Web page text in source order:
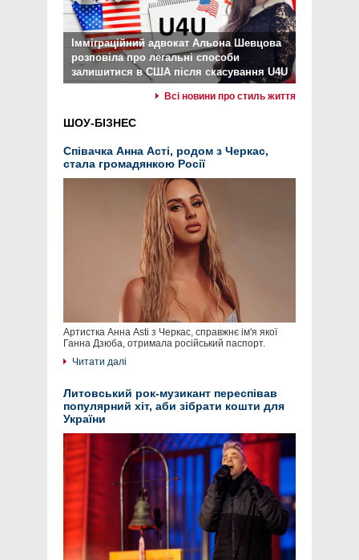
Імміграційний адвокат Альона Шевцова
розповіла про легальні способи
залишитися в США після скасування U4U
Всі новини про стиль життя
ШОУ-БІЗНЕС
Співачка Анна Асті, родом з Черкас,
стала громадянкою Росії
Артистка Анна Asti з Черкас, справжнє ім'я якої
Ганна Дзюба, отримала російський паспорт.
Читати далі
Литовський рок-музикант переспівав
популярний хіт, аби зібрати кошти для
України